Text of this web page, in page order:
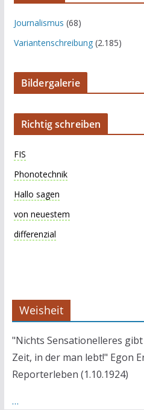
Journalismus (68)
Variantenschreibung(2.185)
Bildergalerie
Richtig schreiben
FIS
Phonotechnik
Hallo sagen
von neuestem
differenzial
Weisheit
"Nichts Sensationelleres
Zeit, in der man lebt!" Egon
Reporterleben (1.10.1924)
…